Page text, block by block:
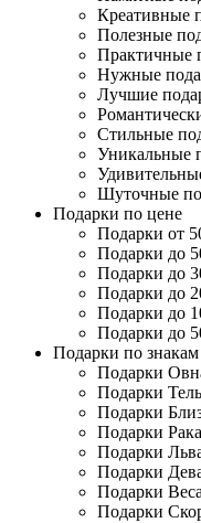
Креативные
Полезные
Практичные
Нужные
Лучшие
Стильные
Уникальные
Шуточные
Подарки по цене
Подарки от
Подарки до
Подарки до
Подарки до
Подарки до
Подарки до
Подарки по знакам
Подарки
Подарки
Подарки
Подарки
Подарки
Подарки
Подарки
Подарки